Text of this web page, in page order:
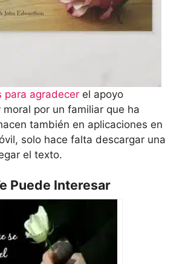
para agradecer el apoyo
por un familiar que ha
también en aplicaciones en
solo hace falta descargar una
el texto.
Puede Interesar